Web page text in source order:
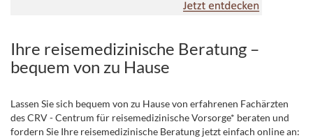
Ihre reisemedizinische Beratung –
bequem von zu Hause
Lassen Sie sich bequem von zu Hause von erfahrenen Fachärzten
des CRV - Centrum für reisemedizinische Vorsorge* beraten und
fordern Sie Ihre reisemedizinische Beratung jetzt einfach online an: